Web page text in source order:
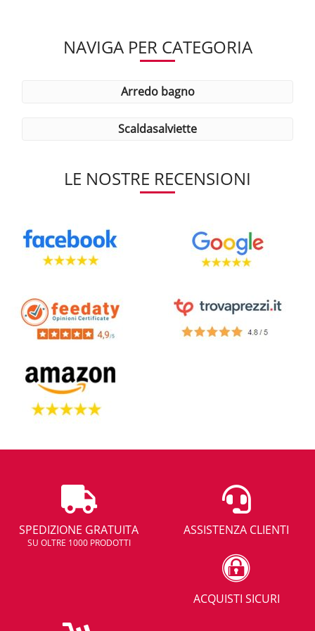
NAVIGA PER CATEGORIA
arredo bagno
scaldasalviette
LE NOSTRE RECENSIONI
SPEDIZIONE GRATUITA
SU OLTRE 1000 PRODOTTI
ASSISTENZA CLIENTI
ACQUISTI SICURI